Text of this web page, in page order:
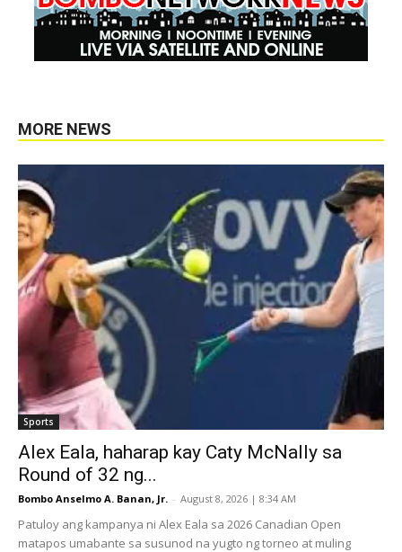
MORE NEWS
Sports
Alex Eala, haharap kay Caty McNally sa
Round of 32 ng...
Bombo Anselmo A. Banan, Jr. - August 8, 2026 | 8:34 AM
Patuloy ang kampanya ni Alex Eala sa 2026 Canadian Open
matapos umabante sa susunod na yugto ng torneo at muling